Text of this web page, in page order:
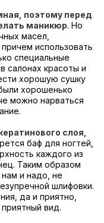
поэтому перед
маникюр. Но
масел,
использовать
специальные
салонах красоты и
хорошую сушку
хорошенько
можно нарваться
слоя,
баф для ногтей,
каждого из
Таким образом
нам и надо, не
шлифовки.
да и приятно,
вид.